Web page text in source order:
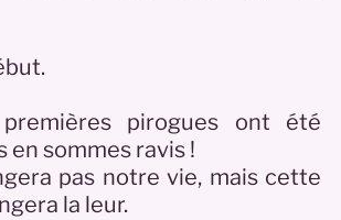
pirogues ont été
en sommes ravis !
pas notre vie, mais cette
la leur.